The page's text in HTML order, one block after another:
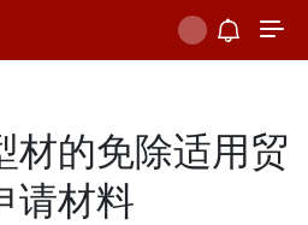
材的免除适用贸
请材料